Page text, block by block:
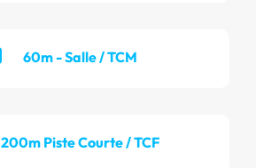
60m - Salle / TCM
200m Piste Courte / TCF